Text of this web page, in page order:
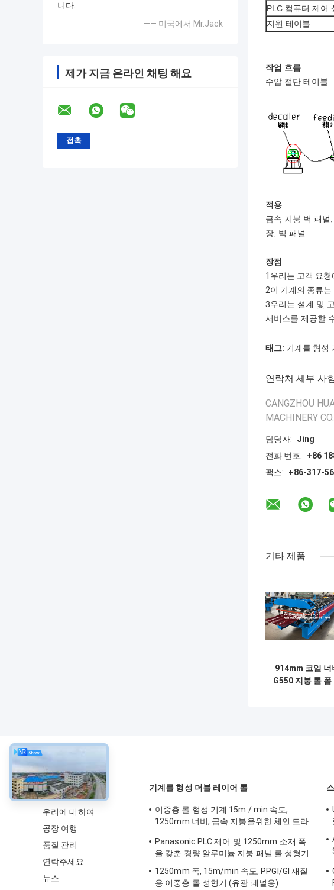
니다.
—— 미국에서 Mr.Jack
제가 지금 온라인 채팅 해요
PLC 컴퓨터 제어
지원 테이블
작업 흐름
수압 절단 테이블
적용
금속 지붕 벽 패널
장, 벽 패널.
장점
1우리는 고객 요
2이 기계의 종류
3우리는 설계 및
서비스를 제공할
태그: 기계를 형성
연락처 세부 사
CANGZHOU
MACHINERY
담당자:
Jing
전화 번호:
+86
팩스:
+86-317-
기타 제품
914mm 코일 너
G550 지붕 롤 폼
약
우리에 대하여
공장 여행
품질 관리
연락주세요
뉴스
기계를 형성 더블 레이어 롤
이중층 롤 형성 기계 15m / min 속도,
1250mm 너비, 금속 지붕을위한 체인 드라
Panasonic PLC 제어 및 1250mm 소재 폭
을 갖춘 경량 알루미늄 지붕 패널 롤 성형기
1250mm 폭, 15m/min 속도, PPGI/GI 재질
용 이중층 롤 성형기 (유광 패널용)